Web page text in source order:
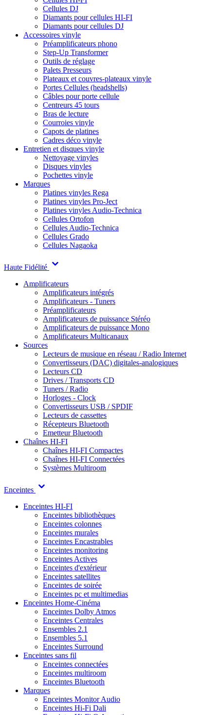
Cellules DJ
Diamants pour cellules HI-FI
Diamants pour cellules DJ
Accessoires vinyle
Préamplificateurs phono
Step-Up Transformer
Outils de réglage
Palets Presseurs
Plateaux et couvres-plateaux vinyle
Portes Cellules (headshells)
Câbles pour porte cellule
Centreurs 45 tours
Bras de lecture
Courroies vinyle
Capots de platines
Cadres déco vinyle
Entretien et disques vinyle
Nettoyage vinyles
Disques vinyles
Pochettes vinyle
Marques
Platines vinyles Rega
Platines vinyles Pro-Ject
Platines vinyles Audio-Technica
Cellules Ortofon
Cellules Audio-Technica
Cellules Grado
Cellules Nagaoka
Haute Fidélité
Amplificateurs
Amplificateurs intégrés
Amplificateurs - Tuners
Préamplificateurs
Amplificateurs de puissance Stéréo
Amplificateurs de puissance Mono
Amplificateurs Multicanaux
Sources
Lecteurs de musique en réseau / Radio Internet
Convertisseurs (DAC) digitales-analogiques
Lecteurs CD
Drives / Transports CD
Tuners / Radio
Horloges - Clock
Convertisseurs USB / SPDIF
Lecteurs de cassettes
Récepteurs Bluetooth
Emetteur Bluetooth
Chaînes HI-FI
Chaînes HI-FI Compactes
Chaînes HI-FI Connectées
Systèmes Multiroom
Enceintes
Enceintes HI-FI
Enceintes bibliothèques
Enceintes colonnes
Enceintes murales
Enceintes Encastrables
Enceintes monitoring
Enceintes Actives
Enceintes d'extérieur
Enceintes satellites
Enceintes de soirée
Enceintes pc et multimedias
Enceintes Home-Cinéma
Enceintes Dolby Atmos
Enceintes Centrales
Ensembles 2.1
Ensembles 5.1
Enceintes Surround
Enceintes sans fil
Enceintes connectées
Enceintes multiroom
Enceintes Bluetooth
Marques
Enceintes Monitor Audio
Enceintes Hi-Fi Dali